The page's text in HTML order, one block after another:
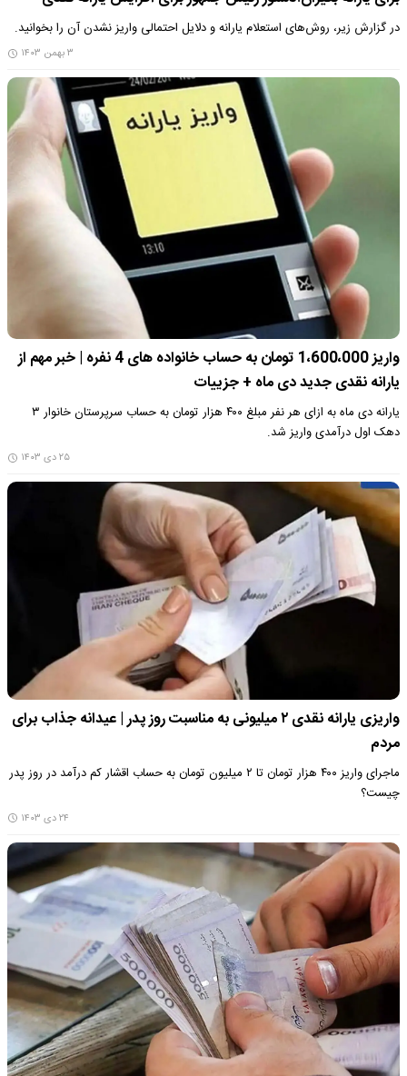
در گزارش زیر، روش‌های استعلام یارانه و دلایل احتمالی واریز نشدن آن را بخوانید.
۳ بهمن ۱۴۰۳
واریز 1،600،000 تومان به حساب خانواده های 4 نفره | خبر مهم از
یارانه نقدی جدید دی ماه + جزییات
یارانه دی ماه به ازای هر نفر مبلغ ۴۰۰ هزار تومان به حساب سرپرستان خانوار ۳
دهک اول درآمدی واریز شد.
۲۵ دی ۱۴۰۳
واریزی یارانه نقدی ۲ میلیونی به مناسبت روز پدر | عیدانه جذاب برای
مردم
ماجرای واریز ۴۰۰ هزار تومان تا ۲ میلیون تومان به حساب اقشار کم درآمد در روز پدر
چیست؟
۲۴ دی ۱۴۰۳